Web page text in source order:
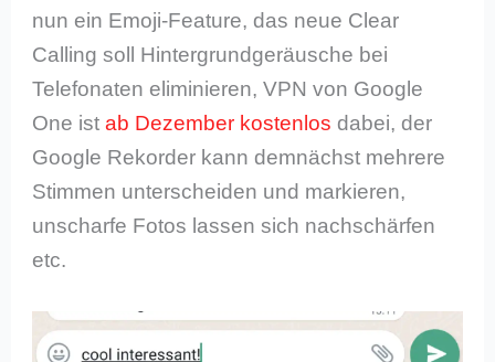
nun ein Emoji-Feature, das neue Clear
Calling soll Hintergrundgeräusche bei
Telefonaten eliminieren, VPN von Google
One istab Dezember kostenlos dabei, der
Google Rekorder kann demnächst mehrere
Stimmen unterscheiden und markieren,
unscharfe Fotos lassen sich nachschärfen
etc.